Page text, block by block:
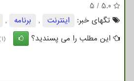
5.0
/
5
تگهای خبر:
اینترنت , برنامه ,
این مطلب را می پسندید؟
(1)